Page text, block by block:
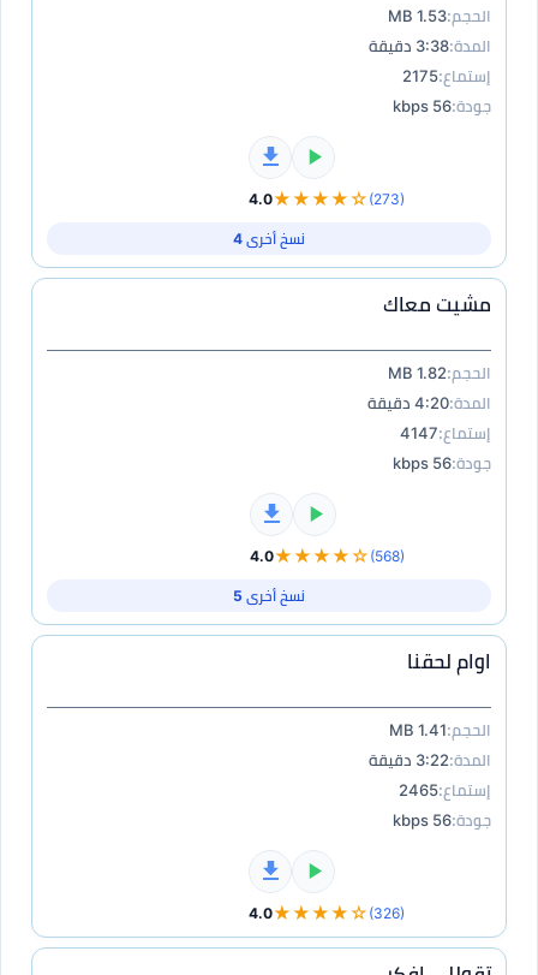
الحجم:1.53 MB
المدة:3:38 دقيقة
إستماع:2175
جودة:56 kbps
4.0★★★★☆ (273)
نسخ أخرى 4
مشيت معاك
الحجم:1.82 MB
المدة:4:20 دقيقة
إستماع:4147
جودة:56 kbps
4.0★★★★☆ (568)
نسخ أخرى 5
اوام لحقنا
الحجم:1.41 MB
المدة:3:22 دقيقة
إستماع:2465
جودة:56 kbps
4.0★★★★☆ (326)